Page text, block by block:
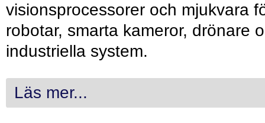
visionsprocessorer och mjukvara
robotar, smarta kameror, drönare
industriella system.
Läs mer...